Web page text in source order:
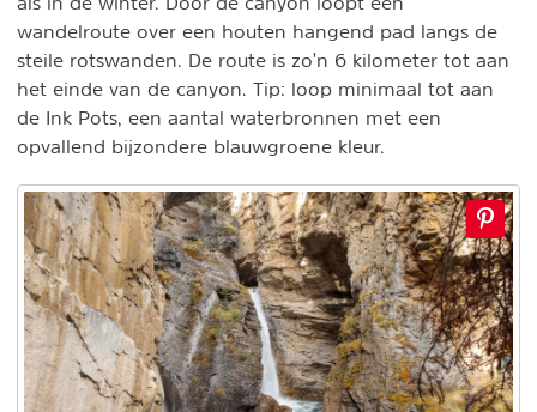
wandelroute over een houten hangend pad langs de
steile rotswanden. De route is zo'n 6 kilometer tot aan
het einde van de canyon. Tip: loop minimaal tot aan
de Ink Pots, een aantal waterbronnen met een
opvallend bijzondere blauwgroene kleur.